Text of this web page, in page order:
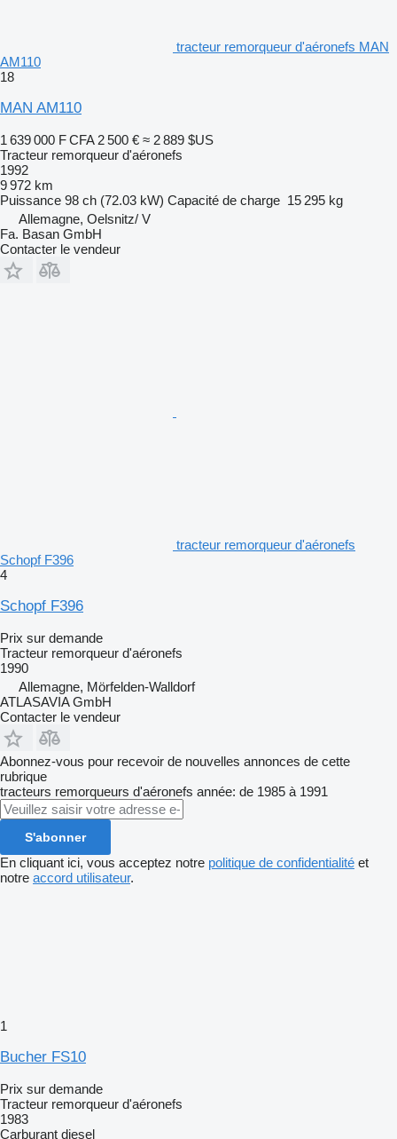
tracteur remorqueur d'aéronefs MAN
AM110
18
MAN AM110
1 639 000 F CFA 2 500 € ≈ 2 889 $US
Tracteur remorqueur d'aéronefs
1992
9 972 km
Puissance 98 ch (72.03 kW) Capacité de charge 15 295 kg
Allemagne, Oelsnitz/ V
Fa. Basan GmbH
Contacter le vendeur
tracteur remorqueur d'aéronefs
Schopf F396
4
Schopf F396
Prix sur demande
Tracteur remorqueur d'aéronefs
1990
Allemagne, Mörfelden-Walldorf
ATLASAVIA GmbH
Contacter le vendeur
Abonnez-vous pour recevoir de nouvelles annonces de cette
rubrique
tracteurs remorqueurs d'aéronefs année: de 1985 à 1991
S'abonner
En cliquant ici, vous acceptez notre politique de confidentialité et
notre accord utilisateur.
1
Bucher FS10
Prix sur demande
Tracteur remorqueur d'aéronefs
1983
Carburant diesel